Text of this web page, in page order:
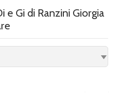
e Gi di Ranzini Giorgia